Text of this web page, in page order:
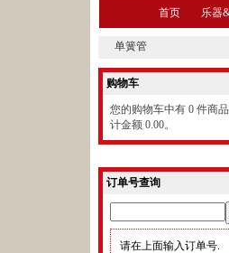
首页 乐器
单簧管
购物车
您的购物车中有 0 件商
计金额 0.00。
订单号查询
请在上面输入订单号.